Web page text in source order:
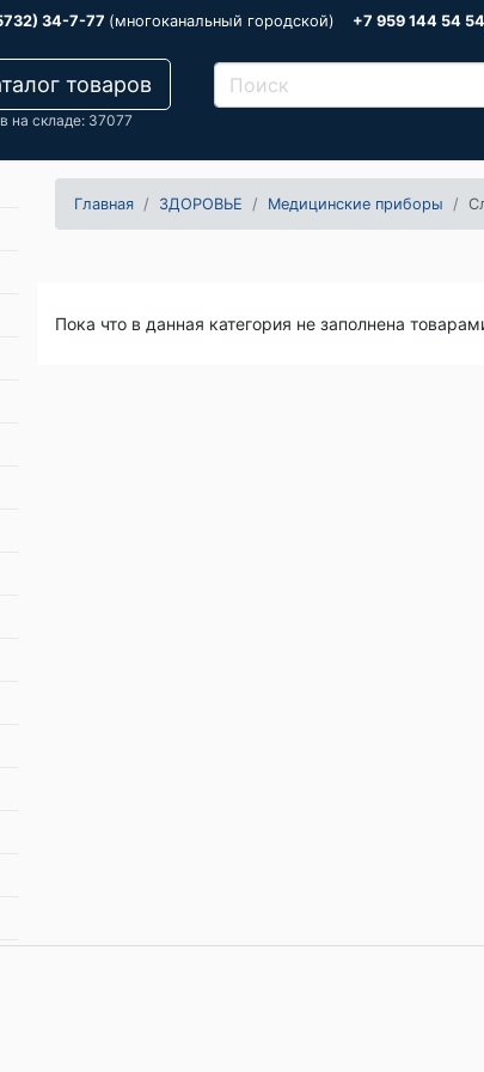
34-7-77 (многоканальный городской) +7 959 144 54
товаров
на складе: 37077
Главная ЗДОРОВЬЕ Медицинские приборы
Пока что в данная категория не заполнена